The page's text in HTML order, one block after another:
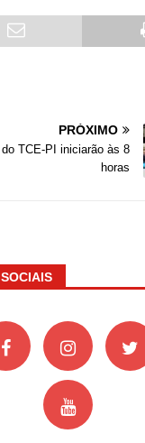
PRÓXIMO
TCE-PI iniciarão às 8
horas